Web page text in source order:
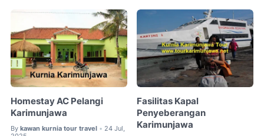
Homestay AC Pelangi
Karimunjawa
By kawan kurnia tour travel • 24 Jul,
Fasilitas Kapal
Penyeberangan
Karimunjawa